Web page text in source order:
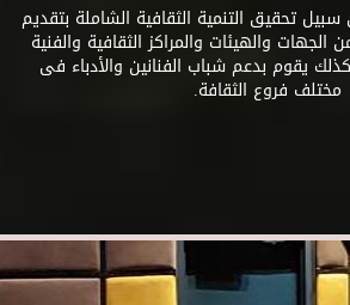
تحقيق التنمية الثقافية الشاملة بتقديم
الجهات والهيئات والمراكز الثقافية والفنية
يقوم بدعم شباب الفنانين والأدباء فى
مختلف فروع الثقافة.